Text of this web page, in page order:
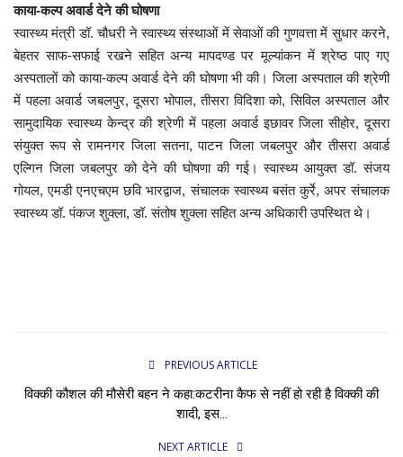
काया-कल्प अवार्ड देने की घोषणा
स्वास्थ्य मंत्री डॉ. चौधरी ने स्वास्थ्य संस्थाओं में सेवाओं की गुणवत्ता में सुधार करने,
बेहतर साफ-सफाई रखने सहित अन्य मापदण्ड पर मूल्यांकन में श्रेष्ठ पाए गए
अस्पतालों को काया-कल्प अवार्ड देने की घोषणा भी की। जिला अस्पताल की श्रेणी
में पहला अवार्ड जबलपुर, दूसरा भोपाल, तीसरा विदिशा को, सिविल अस्पताल और
सामुदायिक स्वास्थ्य केन्द्र की श्रेणी में पहला अवार्ड इछावर जिला सीहोर, दूसरा
संयुक्त रूप से रामनगर जिला सतना, पाटन जिला जबलपुर और तीसरा अवार्ड
एल्गिन जिला जबलपुर को देने की घोषणा की गई। स्वास्थ्य आयुक्त डॉ. संजय
गोयल, एमडी एनएचएम छवि भारद्वाज, संचालक स्वास्थ्य बसंत कुर्रे, अपर संचालक
स्वास्थ्य डॉ. पंकज शुक्ला, डॉ. संतोष शुक्ला सहित अन्य अधिकारी उपस्थित थे।
PREVIOUS ARTICLE
विक्की कौशल की मौसेरी बहन ने कहा:कटरीना कैफ से नहीं हो रही है विक्की की
शादी, इस...
NEXT ARTICLE